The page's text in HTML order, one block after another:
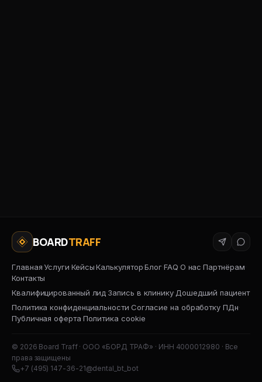
BOARDTRAFF
Главная·Услуги·Кейсы·Калькулятор·Блог·FAQ·О нас·Партнёрам·
Контакты
Квалифицированный лид·Запись в клинику·Дошедший пациент
Политика конфиденциальности·Согласие на обработку ПДн·
Публичная оферта·Политика cookie
© 2026 Board Traff · ООО «БОРД ТРАФ» · ИНН 4000012980 · Все
права защищены
+7 (495) 147-36-21@dental_bt_bot
+10 лидов в подарок